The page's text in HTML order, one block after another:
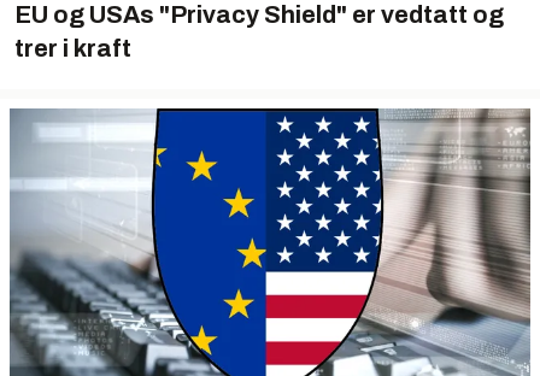
EU og USAs "Privacy Shield" er vedtatt og
trer i kraft